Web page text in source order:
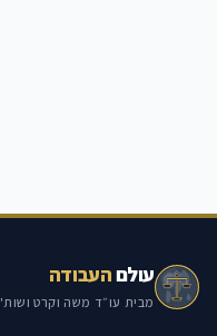
עולםהעבודה
מבית עו״ד משה וקרט ושות'